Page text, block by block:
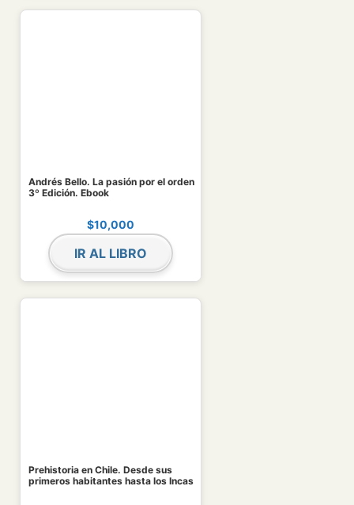
Andrés Bello. La pasión por el orden
3º Edición. Ebook
$10,000
IR AL LIBRO
Prehistoria en Chile. Desde sus
primeros habitantes hasta los Incas